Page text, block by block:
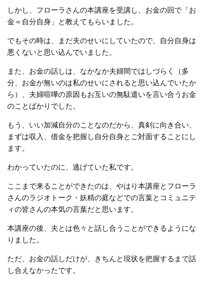
しかし、フローラさんの本講座を受講し、お金の回で「お
金＝自分自身」と教えてもらいました。
でもその時は、まだ夫のせいにしていたので、自分自身は
悪くないと思い込んでいました。
また、お金の話しは、なかなか夫婦間ではしづらく（多
分、お金が無いのは私のせいにされると思い込んでいたか
ら）、夫婦喧嘩の原因もお互いの無駄遣いを言い合うお金
のことばかりでした。
もう、いい加減自分のことなのだから、真剣に向き合い、
まずは収入、借金を把握し自分自身とご対面することにし
ます。
わかっていたのに、逃げていた私です。
ここまで来ることができたのは、やはり本講座とフローラ
さんのラジオトーク・妖精の庭などでの言葉とコミュニテ
ィの皆さんの本気の言葉だと思います。
本講座の後、夫とは色々と話し合うことができるようにな
りました。
ただ、お金の話しだけが、きちんと現状を把握するまで話
し合えなかったです。